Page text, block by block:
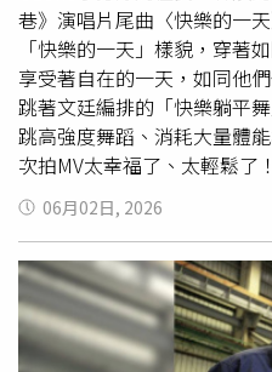
牽動肋骨劇痛。在身體與心
髒話後將毒品扔掉，下定決
斷毒癮。談及肇事者鋼鐵爸
動搖的恨意，鋼鐵爸在頭頂
能瞪著肇事者到死的大眼睛
魚，以及一隻希望痛咬對方
心裡有多怨！」此外，他也
灰製成戒指，誓言一輩子保
以前服務家屬只當成工作、
人送黑髮人」，才真正學會
下，鋼鐵爸於2016年以兒子
與藝人顏正國一起救助上千
巷》演唱片尾曲〈快樂的一
「快樂的一天」樣貌，穿著
享受著自在的一天，如同他
跳著文廷編排的「快樂躺平
跳高強度舞蹈、消耗大量體
次拍MV太幸福了、太輕鬆了
頗大的三人異口同聲表示，
空、好好休息，而這次MV就
躺在床上或坐在床上完成拍
時都直說：「可以讓我們就
歌特別編排一段非常可愛的
大家早上醒來時，就算還躺
06月02日, 2026